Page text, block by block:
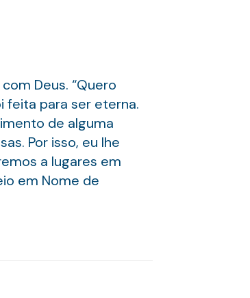
Deus. “Quero
feita para ser eterna.
de alguma
Por isso, eu lhe
a lugares em
em Nome de